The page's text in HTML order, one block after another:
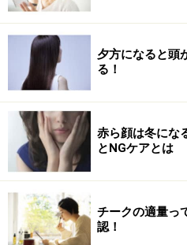
夕方になると頭
る！
赤ら顔は冬にな
とNGケアとは
チークの適量っ
認！